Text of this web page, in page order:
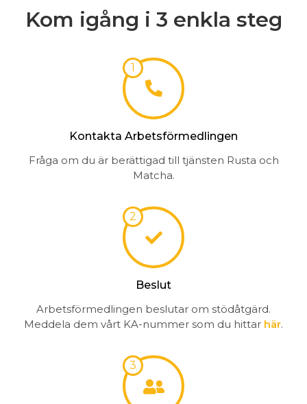
Kom igång i 3 enkla steg
Kontakta Arbetsförmedlingen
Fråga om du är berättigad till tjänsten Rusta och
Matcha.
Beslut
Arbetsförmedlingen beslutar om stödåtgärd.
Meddela dem vårt KA-nummer som du hittar här.